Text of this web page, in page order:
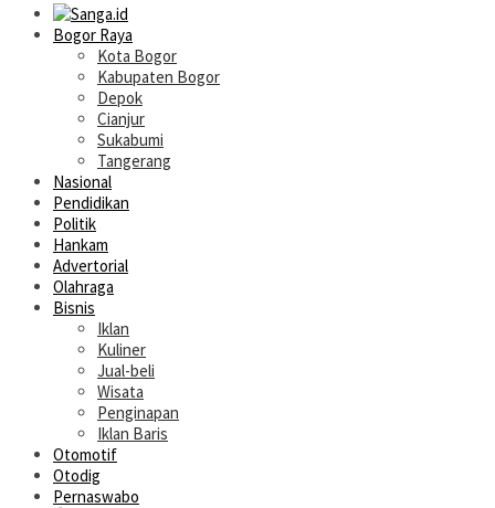
Bogor Raya
Kota Bogor
Kabupaten Bogor
Depok
Cianjur
Sukabumi
Tangerang
Nasional
Pendidikan
Politik
Hankam
Advertorial
Olahraga
Bisnis
Iklan
Kuliner
Jual-beli
Wisata
Penginapan
Iklan Baris
Otomotif
Otodig
Pernaswabo